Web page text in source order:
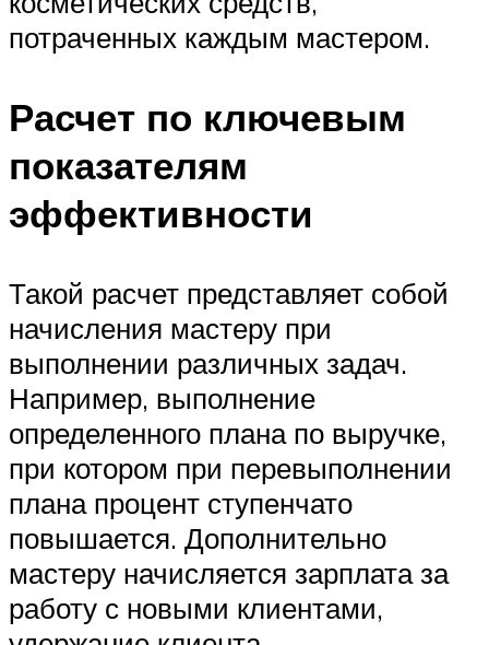
потраченных каждым мастером.
Расчет по ключевым
показателям
эффективности
Такой расчет представляет собой
начисления мастеру при
выполнении различных задач.
Например, выполнение
определенного плана по выручке,
при котором при перевыполнении
плана процент ступенчато
повышается. Дополнительно
мастеру начисляется зарплата за
работу с новыми клиентами,